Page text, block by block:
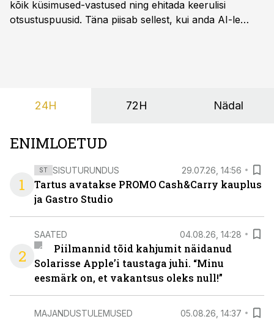
kõik küsimused-vastused ning ehitada keerulisi
otsustuspuusid. Täna piisab sellest, kui anda AI-le
24H 72H Nädal
ENIMLOETUD
1
ST SISUTURUNDUS 29.07.26, 14:56
Tartus avatakse PROMO Cash&Carry kauplus
ja Gastro Studio
2
SAATED 04.08.26, 14:28
Piilmannid tõid kahjumit näidanud
Solarisse Apple’i taustaga juhi. “Minu
eesmärk on, et vakantsus oleks null!”
MAJANDUSTULEMUSED 05.08.26, 14:37